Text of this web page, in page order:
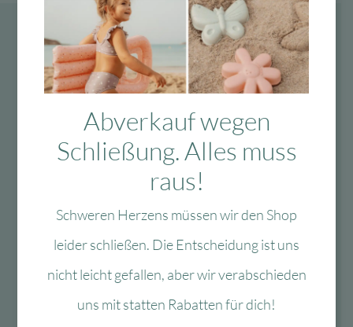
Abverkauf wegen
Schließung. Alles muss
raus!
Schweren Herzens müssen wir den Shop
leider schließen. Die Entscheidung ist uns
nicht leicht gefallen, aber wir verabschieden
uns mit statten Rabatten für dich!